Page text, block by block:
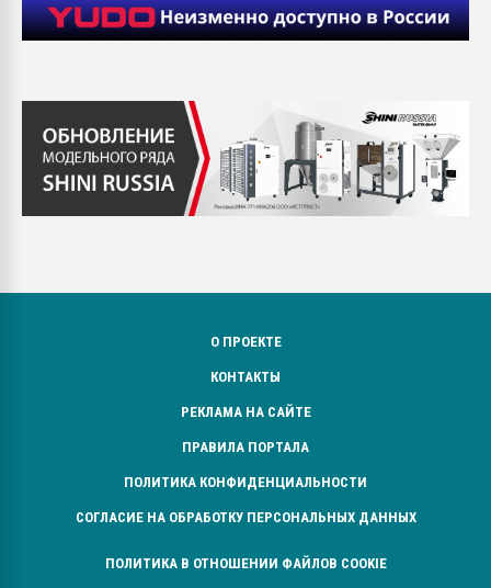
О ПРОЕКТЕ
КОНТАКТЫ
РЕКЛАМА НА САЙТЕ
ПРАВИЛА ПОРТАЛА
ПОЛИТИКА КОНФИДЕНЦИАЛЬНОСТИ
СОГЛАСИЕ НА ОБРАБОТКУ ПЕРСОНАЛЬНЫХ ДАННЫХ
ПОЛИТИКА В ОТНОШЕНИИ ФАЙЛОВ COOKIE